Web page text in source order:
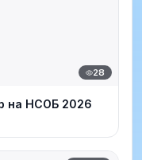
28
на НСОБ 2026